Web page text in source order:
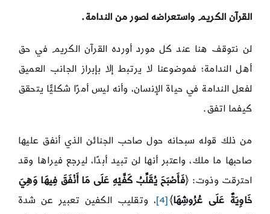
القرآن الكريم واستعراضه لصور من الندامة.
لن نتوقف هنا عند كل مورد أورده القرآن الكريم في حق
أهل الندامة؛ فموضوعنا لا يرتبط إلا بإبراز الجانب العميق
لفعل الندامة في حياة الإنسان، وأنه ليس أمرًا شكليًّا يتحقق
كيفما اتفق.
من ذلك قوله سبحانه حول صاحب الجنائن الذي أنفق عليها
صاحبها ما ملك، واعتبر أنها لن تبيد أبدًا، ليرجع فيراها وقد
احترقت وذوت: ﴿فَأَصْبَحَ يُقَلِّبُ كَفَّيْهِ عَلَى مَا أَنْفَقَ فِيهَا وَهِيَ
خَاوِيَةٌ عَلَى عُرُوشِهَا﴾ [4]
، وتقليب الكفين تعبير عن شدة